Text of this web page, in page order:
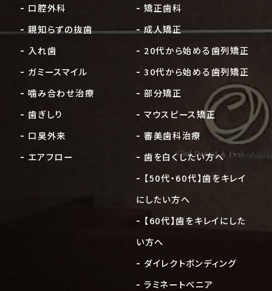
口腔外科
親知らずの抜歯
入れ歯
ガミースマイル
噛み合わせ治療
歯ぎしり
口臭外来
エアフロー
矯正歯科
成人矯正
20代から始める歯列矯正
30代から始める歯列矯正
部分矯正
マウスピース矯正
審美歯科治療
歯を白くしたい方へ
【50代・60代】歯をキレイ
にしたい方へ
【60代】歯をキレイにした
い方へ
ダイレクトボンディング
ラミネートベニア